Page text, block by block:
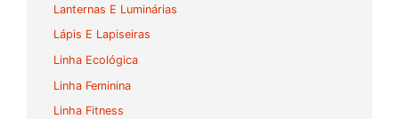
Lanternas E Luminárias
Lápis E Lapiseiras
Linha Ecológica
Linha Feminina
Linha Fitness